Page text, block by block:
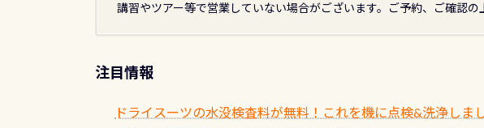
講習やツアー等で営業していない場合がございます。ご予約、ご確認の
注目情報
ドライスーツの水没検査料が無料！これを機に点検&洗浄しま